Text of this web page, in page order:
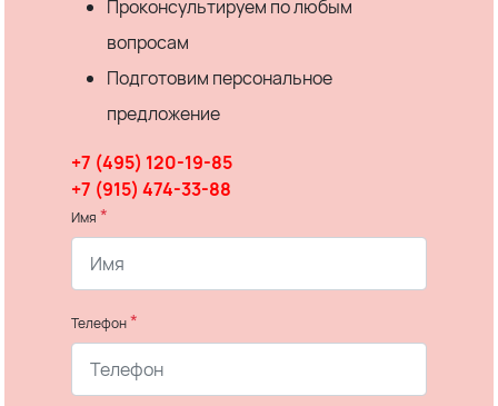
Проконсультируем по любым
вопросам
Подготовим персональное
предложение
+7 (495) 120-19-85
+7 (915) 474-33-88
Имя *
Телефон*